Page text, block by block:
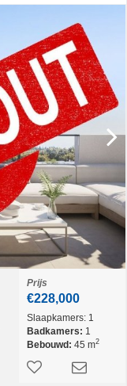
Prijs
€228,000
Slaapkamers: 1
Badkamers: 1
Bebouwd: 45 m2